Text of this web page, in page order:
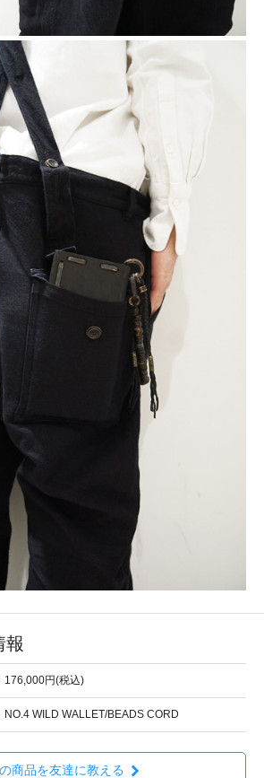
報
176,000円(税込)
NO.4 WILD WALLET/BEADS CORD
商品を友達に教える